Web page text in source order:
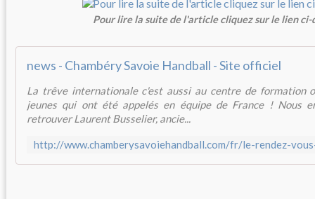
Pour lire la suite de l'article cliquez sur le lien ci-
news - Chambéry Savoie Handball - Site officiel
La trêve internationale c'est aussi au centre de formation
jeunes qui ont été appelés en équipe de France ! Nous
retrouver Laurent Busselier, ancie...